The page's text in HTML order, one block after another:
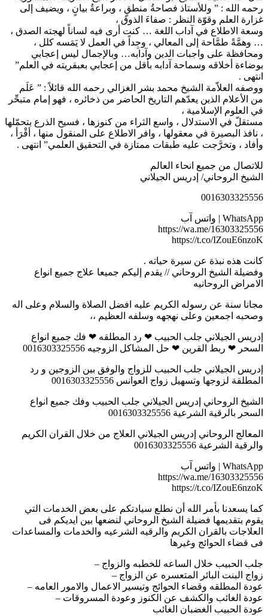
رحمه الله : ” وللأستاذ فصاحةُ منطقٍ ، وبراعةُ بيانٍ ، ويضيف إلى
غزارة العلم وقوّة النظر : صفاءَ الذوق ،
وسعة الاطلاع في آداب اللغة … كنت أرى فيه لساناً لهجته الصدق ،
… وهمَّةً طمَّاحة إلى المعالي ، وجِداً في العمل لا يَمَسه كلل ،
ومحافظة على واجبات الدين وآدابه… وبالإجمال ليس إعجابي
بوضاءة أخلاقه وسماحة آدابه بأقل من إعجابي بعبقريته في العلم”
انتهى .
ووصفه العلاّمة الشيخ محمد بشر الغزالي رحمه الله قائلاً : ” عَلَم
من الأعلام الذين يعدّهم التاريخ الحاضر من ذخائره ، فهو إمام متبحِّر
في العلوم الإسلامية ،
مستقلّ في الاستدلال ، واسع الثراء من كنوزها ، فسيح الذرع بتحمّلها
، نافذ البصيرة في معقولها ، وافر الاطلاع على المنقول منها ، أقْرَأ ،
وأفاد ، وتخرَّجت عليه طبقات ممتازة في التحقيق العلمي” انتهى .
للاتصال من جميع انحاء العالم
الشيخ الروحاني/ إدريس الجيلاني
0016303325556
WhatsApp | واتس آب
https://wa.me/16303325556
https://t.co/IZouE6nzoK
كانت هذه نبذة عن سيرة حياته .
وفضيلة الشيخ الروحاني // يقدم إليكم جميعا علاج جميع انواع
الامراض الروحانيه
مجانا سنة عن رسوله الكريم عليه افضل الصلاة والسلام وعلى اله
وصحبه اجمعين وعلى نهجهه وسلفه العظيم ،،
إدريس الجيلاني جلب الحبيب ❤ رد المطلقه ❤ فك جميع انواع
السحر ❤ ربط القرين ❤ حل المشاكل الزوجيه 0016303325556
إدريس الجيلاني جلب الحبيب للزواج والوفق بين الزوجين و رد
المطلقة لزوجها وتسهيل زواج العوانس 0016303325556
الشيخ الروحاني إدريس الجيلاني جلب الحبيب وفك جميع انواع
السحر بالرقية الشرعية 0016303325556
المعالج الروحاني إدريس الجيلاني العلاج من خلال القران الكريم
والرقية الشرعية 0016303325556
WhatsApp | واتس آب
https://wa.me/16303325556
https://t.co/IZouE6nzoK
كما يسعدنا بأمر الله أن نطلع سيادتكم على بعض الخدمات التي
يقوم بتقديمها فضيلة الشيخ الروحاني لنضعها بين ايديكم فى
العلاجات بالقران الكريم والرقيه الشرعيه والخدمات والمساعدات
فى قضاء الحوائج وغيرها
جلب الحبيب خلال الساعه للخطبه والزواج –
زواج البنت البائر المتعسره عن الزواج –
عودة المطلقه وقضاء الحوائج وتيسير الاعمال والامور العامه –
عودة الغائب والكشف عن الكنوز وعودة المسروقات –
عودة الحبيب الغضبان الغائب